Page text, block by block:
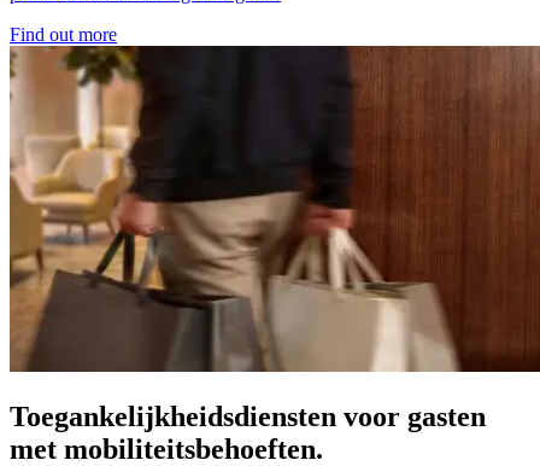
Find out more
Toegankelijkheidsdiensten voor gasten
met mobiliteitsbehoeften.